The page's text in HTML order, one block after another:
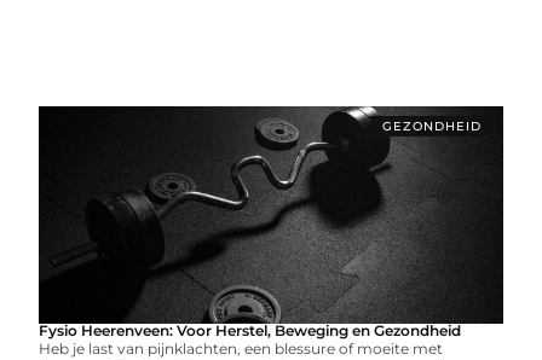
GEZONDHEID
Fysio Heerenveen: Voor Herstel, Beweging en Gezondheid
Heb je last van pijnklachten, een blessure of moeite met